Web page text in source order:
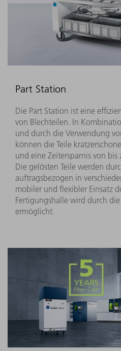
Part Station
Die Part Station ist eine
von Blechteilen. In
und durch die Verwendung
können die Teile
und eine Zeitersparnis von
Die gelösten Teile werden
auftragsbezogen in
mobiler und flexibler Einsatz
Fertigungshalle wird durch
ermöglicht.